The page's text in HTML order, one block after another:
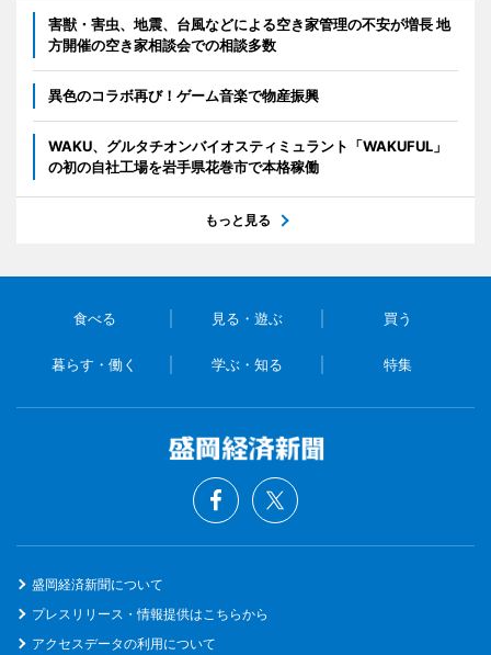
害獣・害虫、地震、台風などによる空き家管理の不安が増長 地
方開催の空き家相談会での相談多数
異色のコラボ再び！ゲーム音楽で物産振興
WAKU、グルタチオンバイオスティミュラント「WAKUFUL」
の初の自社工場を岩手県花巻市で本格稼働
もっと見る
食べる 見る・遊ぶ 買う
暮らす・働く 学ぶ・知る 特集
盛岡経済新聞について
プレスリリース・情報提供はこちらから
アクセスデータの利用について